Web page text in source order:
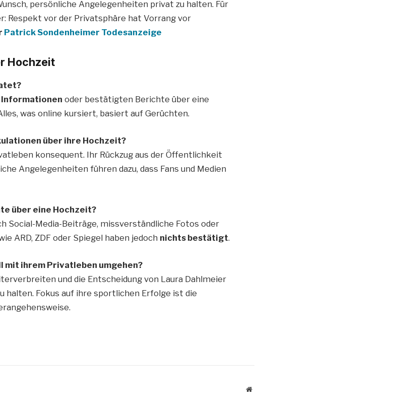
persönliche Angelegenheiten privat zu halten. Für
Respekt vor der Privatsphäre hat Vorrang vor
Patrick Sondenheimer Todesanzeige
Hochzeit
oder bestätigten Berichte über eine
was online kursiert, basiert auf Gerüchten.
über ihre Hochzeit?
konsequent. Ihr Rückzug aus der Öffentlichkeit
Angelegenheiten führen dazu, dass Fans und Medien
über eine Hochzeit?
Social-Media-Beiträge, missverständliche Fotos oder
ARD, ZDF oder Spiegel haben jedoch nichts bestätigt.
mit ihrem Privatleben umgehen?
und die Entscheidung von Laura Dahlmeier
halten. Fokus auf ihre sportlichen Erfolge ist die
Website